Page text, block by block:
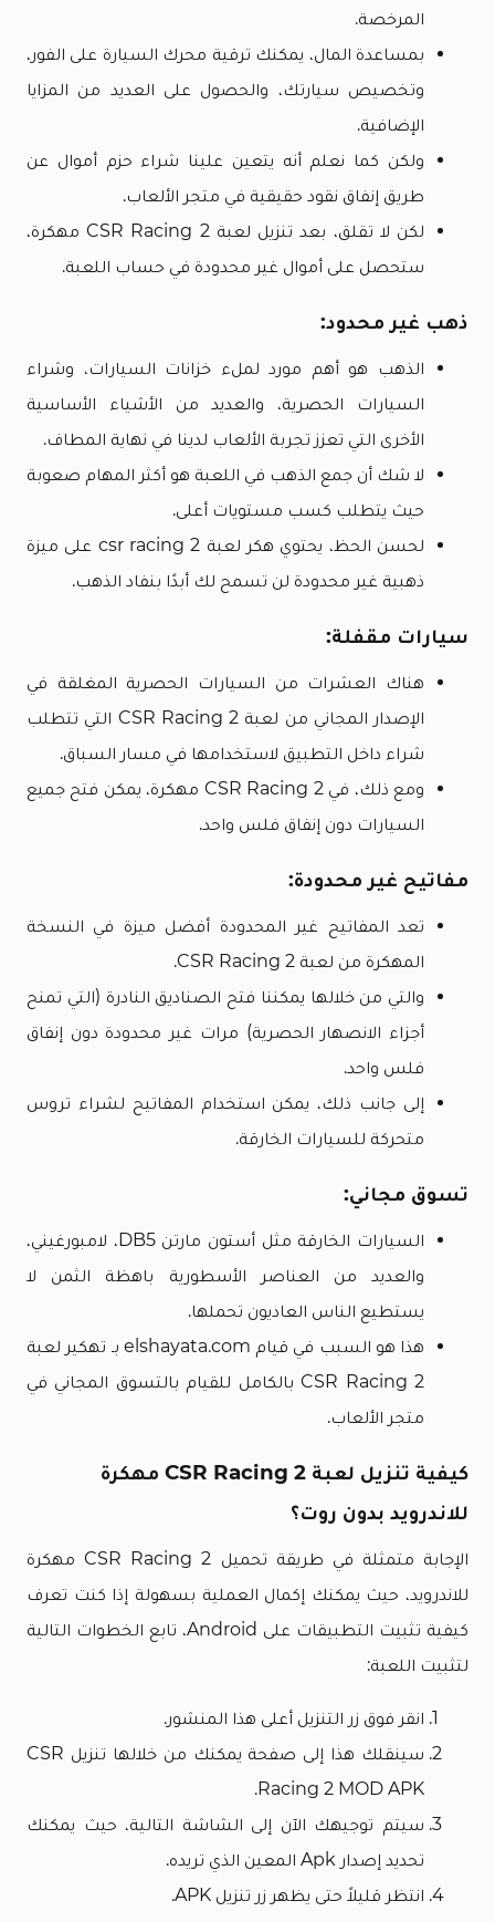
المرخصة.
بمساعدة المال، يمكنك ترقية محرك السيارة على الفور،
وتخصيص سيارتك، والحصول على العديد من المزايا
الإضافية.
ولكن كما نعلم أنه يتعين علينا شراء حزم أموال عن
طريق إنفاق نقود حقيقية في متجر الألعاب.
لكن لا تقلق، بعد تنزيل لعبة CSR Racing 2 مهكرة،
ستحصل على أموال غير محدودة في حساب اللعبة.
ذهب غير محدود:
الذهب هو أهم مورد لملء خزانات السيارات، وشراء
السيارات الحصرية، والعديد من الأشياء الأساسية
الأخرى التي تعزز تجربة الألعاب لدينا في نهاية المطاف.
لا شك أن جمع الذهب في اللعبة هو أكثر المهام صعوبة
حيث يتطلب كسب مستويات أعلى.
لحسن الحظ، يحتوي هكر لعبة csr racing 2 على ميزة
ذهبية غير محدودة لن تسمح لك أبدًا بنفاد الذهب.
سيارات مقفلة:
هناك العشرات من السيارات الحصرية المغلقة في
الإصدار المجاني من لعبة CSR Racing 2 التي تتطلب
شراء داخل التطبيق لاستخدامها في مسار السباق.
ومع ذلك، في CSR Racing 2 مهكرة، يمكن فتح جميع
السيارات دون إنفاق فلس واحد.
مفاتيح غير محدودة:
تعد المفاتيح غير المحدودة أفضل ميزة في النسخة
المهكرة من لعبة CSR Racing 2.
والتي من خلالها يمكننا فتح الصناديق النادرة (التي تمنح
أجزاء الانصهار الحصرية) مرات غير محدودة دون إنفاق
فلس واحد.
إلى جانب ذلك، يمكن استخدام المفاتيح لشراء تروس
متحركة للسيارات الخارقة.
تسوق مجاني:
السيارات الخارقة مثل أستون مارتن DB5، لامبورغيني،
والعديد من العناصر الأسطورية باهظة الثمن لا
يستطيع الناس العاديون تحملها.
هذا هو السبب في قيام elshayata.com بـ تهكير لعبة
CSR Racing 2 بالكامل للقيام بالتسوق المجاني في
متجر الألعاب.
كيفية تنزيل لعبة CSR Racing 2 مهكرة
للاندرويد بدون روت؟
الإجابة متمثلة في طريقة تحميل CSR Racing 2 مهكرة
للاندرويد، حيث يمكنك إكمال العملية بسهولة إذا كنت تعرف
كيفية تثبيت التطبيقات على Android، تابع الخطوات التالية
لتثبيت اللعبة:
انقر فوق زر التنزيل أعلى هذا المنشور.
سينقلك هذا إلى صفحة يمكنك من خلالها تنزيل CSR
Racing 2 MOD APK.
سيتم توجيهك الآن إلى الشاشة التالية، حيث يمكنك
تحديد إصدار Apk المعين الذي تريده.
انتظر قليلاً حتى يظهر زر تنزيل APK.